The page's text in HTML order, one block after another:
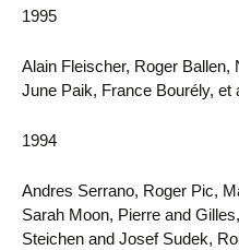
1995
Alain Fleischer, Roger Ballen,
June Paik, France Bourély, et
1994
Andres Serrano, Roger Pic,
Sarah Moon, Pierre and
Steichen and Josef Sudek,